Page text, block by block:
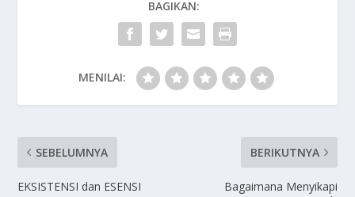
BAGIKAN:
MENILAI:
SEBELUMNYA
EKSISTENSI dan ESENSI
BERIKUTNYA
Bagaimana Menyikapi